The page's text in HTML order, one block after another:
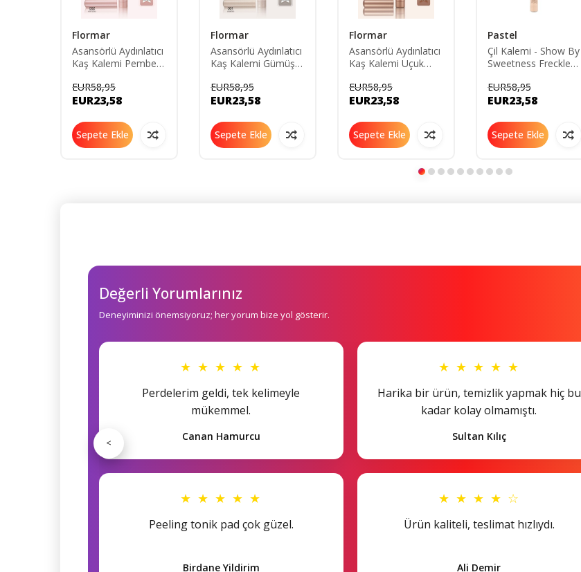
Flormar
Asansörlü Aydınlatıcı
Kaş Kalemi Pembe
Highlighter Pencil-
002 Rose Gold-
EUR58,95
EUR23,58
Sepete Ekle
Flormar
Asansörlü Aydınlatıcı
Kaş Kalemi Gümüş -
Pencil-001 Diamond-
8682536072434
EUR58,95
EUR23,58
Sepete Ekle
Flormar
Asansörlü Aydınlatıcı
Kaş Kalemi Uçuk
Highlighter Pencil-
000 Champagne-
EUR58,95
EUR23,58
Sepete Ekle
Pastel
Çil Kalemi - Show By
Sweetness Freckle
EUR58,95
EUR23,58
Sepete Ekle
Değerli Yorumlarınız
Deneyiminizi önemsiyoruz; her yorum bize yol gösterir.
★ ★ ★ ★ ★
Perdelerim geldi, tek kelimeyle
mükemmel.
Canan Hamurcu
★ ★ ★ ★ ★
Peeling tonik pad çok güzel.
Birdane Yildirim
★ ★ ★ ★ ★
Harika bir ürün, temizlik yapmak hiç bu
kadar kolay olmamıştı.
Sultan Kılıç
★ ★ ★ ★ ☆
Ürün kaliteli, teslimat hızlıydı.
Ali Demir
<